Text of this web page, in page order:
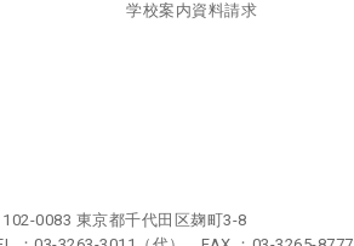
学校案内資料請求
102-0083 東京都千代田区麹町3-8